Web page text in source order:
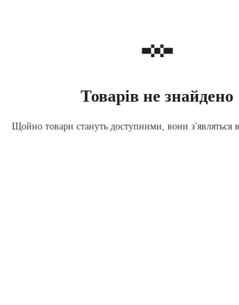
Товарів не знайдено
Щойно товари стануть доступними, вони з'являться в